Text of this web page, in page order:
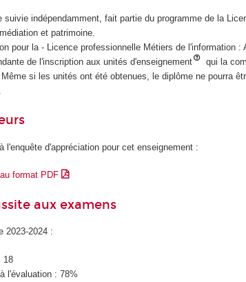
suivie indépendamment, fait partie du programme de la
et patrimoine.
pour la - Licence professionnelle Métiers de l'information :
de l'inscription aux unités d'enseignement
qui la
si les unités ont été obtenues, le diplôme ne pourra
l'enquête d'appréciation pour cet enseignement :
format PDF
aux examens
2023-2024 :
18
l'évaluation : 78%